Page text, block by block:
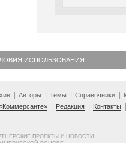
ИСПОЛЬЗОВАНИЯ
Авторы Темы Справочники
Редакция Контакты
ПРОЕКТЫ И НОВОСТИ